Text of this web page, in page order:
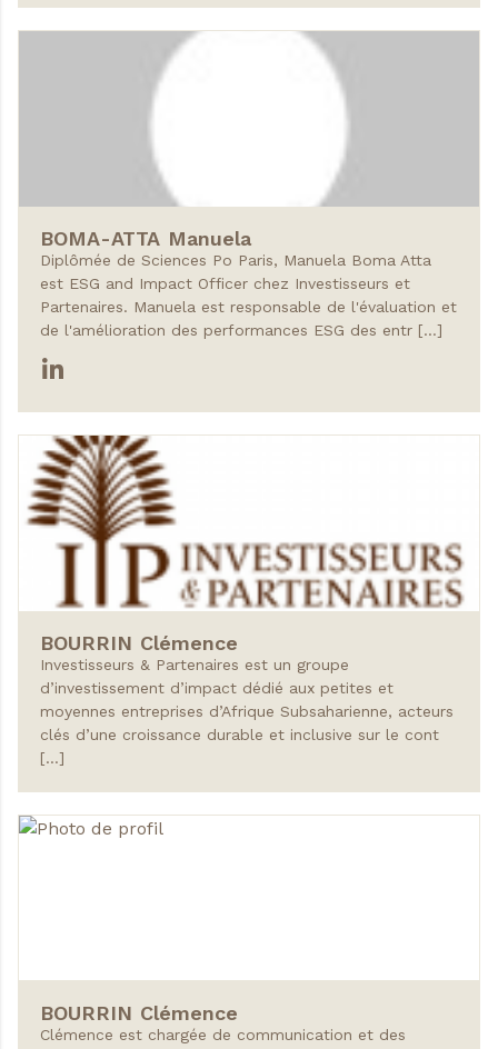
BOMA-ATTA Manuela
Diplômée de Sciences Po Paris, Manuela Boma Atta
est ESG and Impact Officer chez Investisseurs et
Partenaires. Manuela est responsable de l'évaluation et
de l'amélioration des performances ESG des entr […]
BOURRIN Clémence
Investisseurs & Partenaires est un groupe
d’investissement d’impact dédié aux petites et
moyennes entreprises d’Afrique Subsaharienne, acteurs
clés d’une croissance durable et inclusive sur le cont
[…]
BOURRIN Clémence
Clémence est chargée de communication et des